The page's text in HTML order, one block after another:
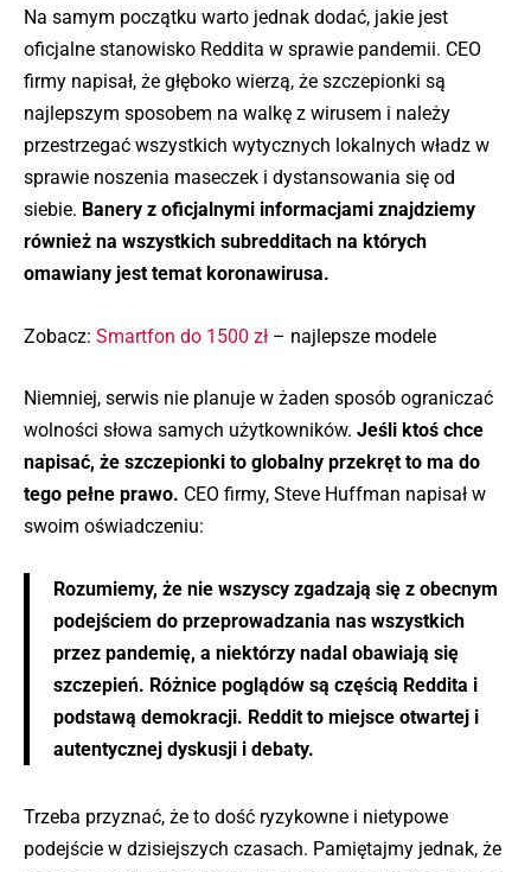
Na samym początku warto jednak dodać, jakie jest
oficjalne stanowisko Reddita w sprawie pandemii. CEO
firmy napisał, że głęboko wierzą, że szczepionki są
najlepszym sposobem na walkę z wirusem i należy
przestrzegać wszystkich wytycznych lokalnych władz w
sprawie noszenia maseczek i dystansowania się od
siebie. Banery z oficjalnymi informacjami znajdziemy
również na wszystkich subredditach na których
omawiany jest temat koronawirusa.
Zobacz: Smartfon do 1500 zł – najlepsze modele
Niemniej, serwis nie planuje w żaden sposób ograniczać
wolności słowa samych użytkowników. Jeśli ktoś chce
napisać, że szczepionki to globalny przekręt to ma do
tego pełne prawo. CEO firmy, Steve Huffman napisał w
swoim oświadczeniu:
Rozumiemy, że nie wszyscy zgadzają się z obecnym
podejściem do przeprowadzania nas wszystkich
przez pandemię, a niektórzy nadal obawiają się
szczepień. Różnice poglądów są częścią Reddita i
podstawą demokracji. Reddit to miejsce otwartej i
autentycznej dyskusji i debaty.
Trzeba przyznać, że to dość ryzykowne i nietypowe
podejście w dzisiejszych czasach. Pamiętajmy jednak, że